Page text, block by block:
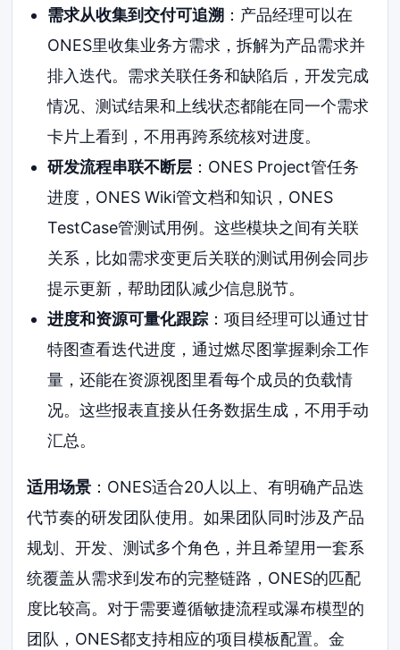
需求从收集到交付可追溯 ：产品经理可以在
ONES里收集业务方需求，拆解为产品需求并
排入迭代。需求关联任务和缺陷后，开发完成
情况、测试结果和上线状态都能在同一个需求
卡片上看到，不用再跨系统核对进度。
研发流程串联不断层：ONES Project管任务
进度，ONES Wiki管文档和知识，ONES
TestCase管测试用例。这些模块之间有关联
关系，比如需求变更后关联的测试用例会同步
提示更新，帮助团队减少信息脱节。
进度和资源可量化跟踪：项目经理可以通过甘
特图查看迭代进度，通过燃尽图掌握剩余工作
量，还能在资源视图里看每个成员的负载情
况。这些报表直接从任务数据生成，不用手动
汇总。
适用场景 ：ONES适合20人以上、有明确产品迭
代节奏的研发团队使用。如果团队同时涉及产品
规划、开发、测试多个角色，并且希望用一套系
统覆盖从需求到发布的完整链路，ONES的匹配
度比较高。对于需要遵循敏捷流程或瀑布模型的
团队，ONES都支持相应的项目模板配置。金